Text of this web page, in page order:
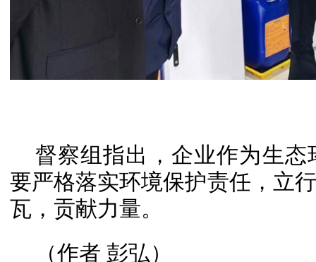
督察组指出，企业作为生
要严格落实环境保护责任，立
瓦，贡献力量。
（作者 彭弘）